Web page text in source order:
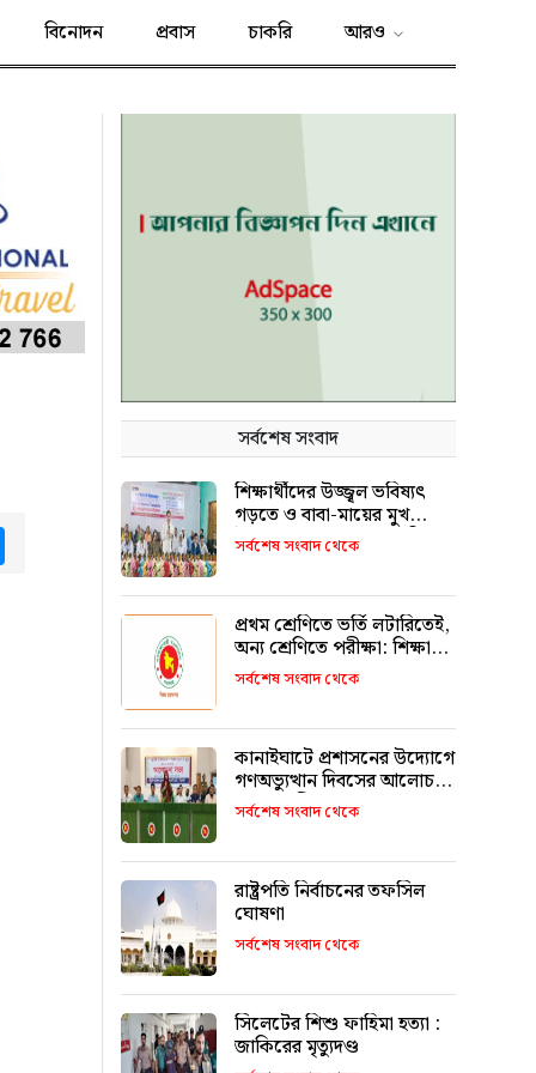
বিনোদন প্রবাস চাকরি আরও
সর্বশেষ সংবাদ
শিক্ষার্থীদের উজ্জ্বল ভবিষ্যৎ
গড়তে ও বাবা-মায়ের মুখ
উজ্জ্বল করতে কার্যকর ভূমিকা
রাখবে : কয়েস লোদী
সর্বশেষ সংবাদ থেকে
প্রথম শ্রেণিতে ভর্তি লটারিতেই,
অন্য শ্রেণিতে পরীক্ষা: শিক্ষা
মন্ত্রণালয়
সর্বশেষ সংবাদ থেকে
কানাইঘাটে প্রশাসনের উদ্যোগে
গণঅভ্যুত্থান দিবসের আলোচনা
সভা অনুষ্ঠিত
সর্বশেষ সংবাদ থেকে
রাষ্ট্রপতি নির্বাচনের তফসিল
ঘোষণা
সর্বশেষ সংবাদ থেকে
সিলেটের শিশু ফাহিমা হত্যা :
জাকিরের মৃত্যুদণ্ড